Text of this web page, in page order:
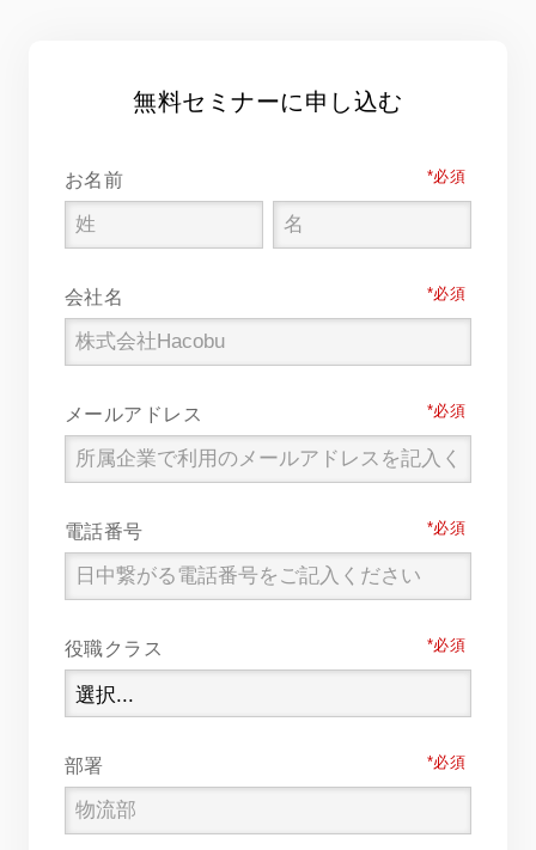
無料セミナーに申し込む
お名前 *
*
会社名
*
メールアドレス
*
電話番号
*
役職クラス
*
部署